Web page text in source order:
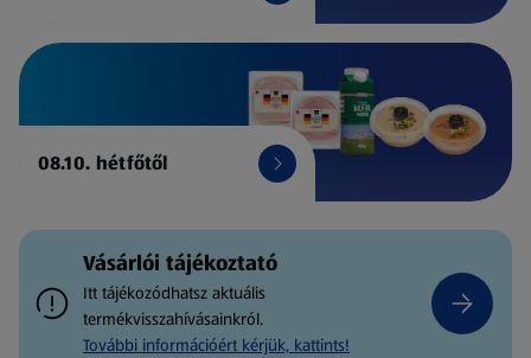
08.10. hétfőtől
Vásárlói tájékoztató
Itt tájékozódhatsz aktuális
termékvisszahívásainkról.
További információért kérjük, kattints!